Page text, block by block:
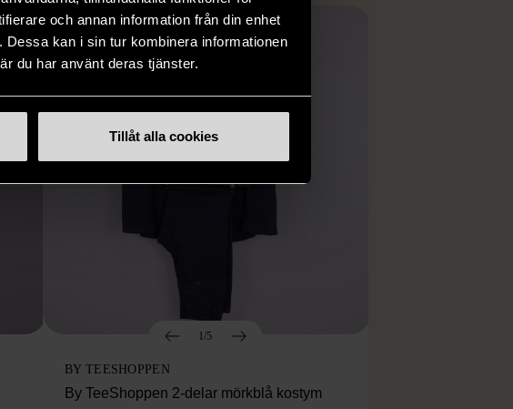
och annan information från din enhet
kan i sin tur kombinera informationen
du har använt deras tjänster.
Tillåt alla cookies
1/5
BY TEESHOPPEN
By TeeShoppen 2-delar mörkblå kostym